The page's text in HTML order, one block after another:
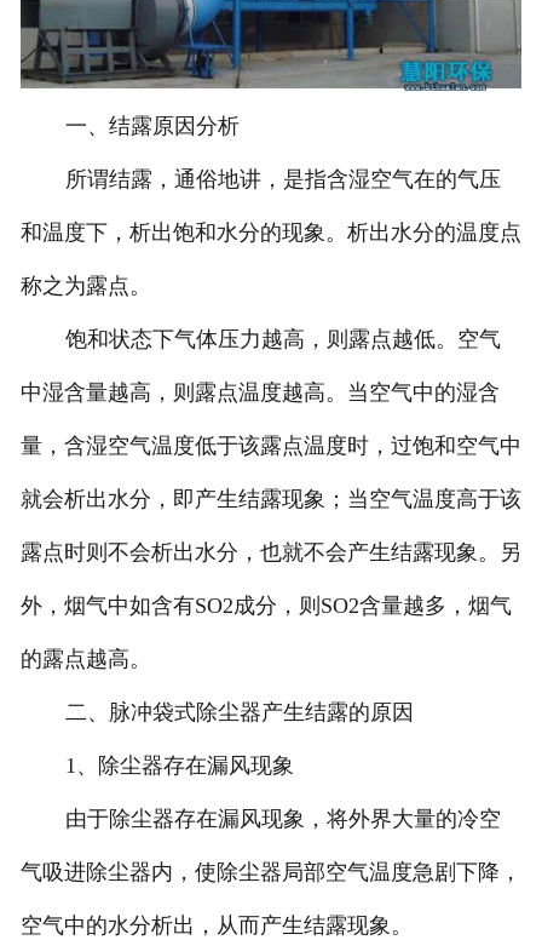
一、结露原因分析
所谓结露，通俗地讲，是指含湿空气在的气压
和温度下，析出饱和水分的现象。析出水分的温度点
称之为露点。
饱和状态下气体压力越高，则露点越低。空气
中湿含量越高，则露点温度越高。当空气中的湿含
量，含湿空气温度低于该露点温度时，过饱和空气中
就会析出水分，即产生结露现象；当空气温度高于该
露点时则不会析出水分，也就不会产生结露现象。另
外，烟气中如含有SO2成分，则SO2含量越多，烟气
的露点越高。
二、脉冲袋式除尘器产生结露的原因
1、除尘器存在漏风现象
由于除尘器存在漏风现象，将外界大量的冷空
气吸进除尘器内，使除尘器局部空气温度急剧下降，
空气中的水分析出，从而产生结露现象。